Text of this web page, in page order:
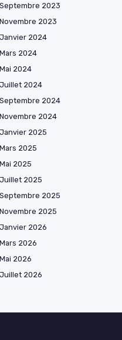
Septembre 2023
Novembre 2023
Janvier 2024
Mars 2024
Mai 2024
Juillet 2024
Septembre 2024
Novembre 2024
Janvier 2025
Mars 2025
Mai 2025
Juillet 2025
Septembre 2025
Novembre 2025
Janvier 2026
Mars 2026
Mai 2026
Juillet 2026